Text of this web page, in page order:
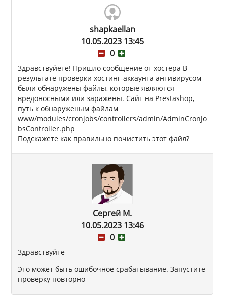
shapkaellan
10.05.2023 13:45
0
Здравствуйете! Пришло сообщение от хостера В
результате проверки хостинг-аккаунта антивирусом
были обнаружены файлы, которые являются
вредоносными или заражены. Сайт на Prestashop,
путь к обнаруженым файлам
www/modules/cronjobs/controllers/admin/AdminCronJo
bsController.php
Подскажете как правильно почистить этот файл?
Сергей М.
10.05.2023 13:46
0
Здравствуйте
Это может быть ошибочное срабатывание. Запустите
проверку повторно